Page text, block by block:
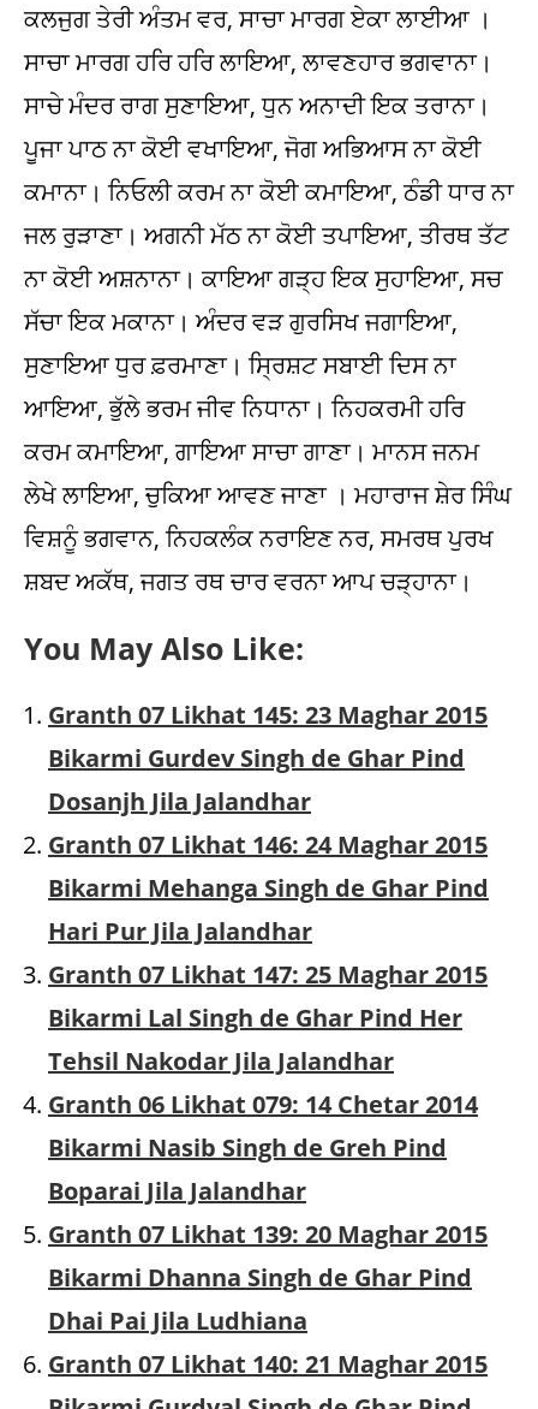
ਕਲਜੁਗ ਤੇਰੀ ਅੰਤਮ ਵਰ, ਸਾਚਾ ਮਾਰਗ ਏਕਾ ਲਾਈਆ ।
ਸਾਚਾ ਮਾਰਗ ਹਰਿ ਹਰਿ ਲਾਇਆ, ਲਾਵਣਹਾਰ ਭਗਵਾਨਾ।
ਸਾਚੇ ਮੰਦਰ ਰਾਗ ਸੁਣਾਇਆ, ਧੁਨ ਅਨਾਦੀ ਇਕ ਤਰਾਨਾ।
ਪੂਜਾ ਪਾਠ ਨਾ ਕੋਈ ਵਖਾਇਆ, ਜੋਗ ਅਭਿਆਸ ਨਾ ਕੋਈ
ਕਮਾਨਾ। ਨਿਓਲੀ ਕਰਮ ਨਾ ਕੋਈ ਕਮਾਇਆ, ਠੰਡੀ ਧਾਰ ਨਾ
ਜਲ ਰੁੜਾਣਾ। ਅਗਨੀ ਮੱਠ ਨਾ ਕੋਈ ਤਪਾਇਆ, ਤੀਰਥ ਤੱਟ
ਨਾ ਕੋਈ ਅਸ਼ਨਾਨਾ। ਕਾਇਆ ਗੜ੍ਹ ਇਕ ਸੁਹਾਇਆ, ਸਚ
ਸੱਚਾ ਇਕ ਮਕਾਨਾ। ਅੰਦਰ ਵੜ ਗੁਰਸਿਖ ਜਗਾਇਆ,
ਸੁਣਾਇਆ ਧੁਰ ਫ਼ਰਮਾਣਾ। ਸ੍ਰਿਸ਼ਟ ਸਬਾਈ ਦਿਸ ਨਾ
ਆਇਆ, ਭੁੱਲੇ ਭਰਮ ਜੀਵ ਨਿਧਾਨਾ। ਨਿਹਕਰਮੀ ਹਰਿ
ਕਰਮ ਕਮਾਇਆ, ਗਾਇਆ ਸਾਚਾ ਗਾਣਾ। ਮਾਨਸ ਜਨਮ
ਲੇਖੇ ਲਾਇਆ, ਚੁਕਿਆ ਆਵਣ ਜਾਣਾ । ਮਹਾਰਾਜ ਸ਼ੇਰ ਸਿੰਘ
ਵਿਸ਼ਨੂੰ ਭਗਵਾਨ, ਨਿਹਕਲੰਕ ਨਰਾਇਣ ਨਰ, ਸਮਰਥ ਪੁਰਖ
ਸ਼ਬਦ ਅਕੱਥ, ਜਗਤ ਰਥ ਚਾਰ ਵਰਨਾ ਆਪ ਚੜ੍ਹਾਨਾ।
You May Also Like:
Granth 07 Likhat 145: 23 Maghar 2015
Bikarmi Gurdev Singh de Ghar Pind
Dosanjh Jila Jalandhar
Granth 07 Likhat 146: 24 Maghar 2015
Bikarmi Mehanga Singh de Ghar Pind
Hari Pur Jila Jalandhar
Granth 07 Likhat 147: 25 Maghar 2015
Bikarmi Lal Singh de Ghar Pind Her
Tehsil Nakodar Jila Jalandhar
Granth 06 Likhat 079: 14 Chetar 2014
Bikarmi Nasib Singh de Greh Pind
Boparai Jila Jalandhar
Granth 07 Likhat 139: 20 Maghar 2015
Bikarmi Dhanna Singh de Ghar Pind
Dhai Pai Jila Ludhiana
Granth 07 Likhat 140: 21 Maghar 2015